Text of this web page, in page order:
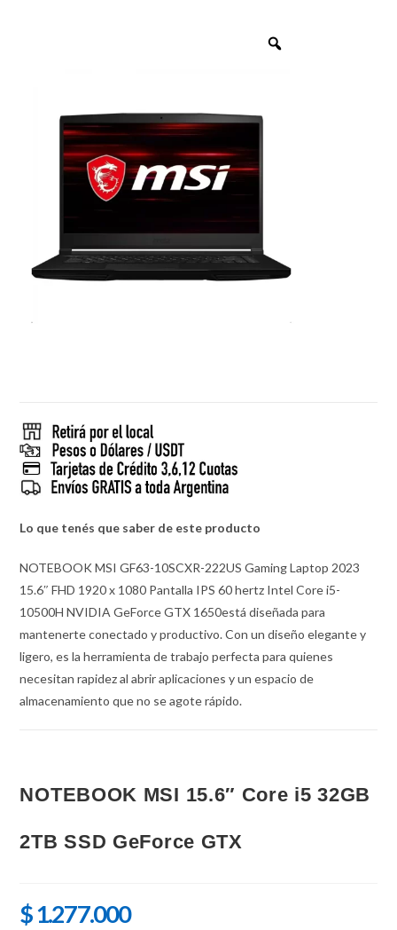
Lo que tenés que saber de este producto
NOTEBOOK MSI GF63-10SCXR-222US Gaming Laptop 2023
15.6″ FHD 1920 x 1080 Pantalla IPS 60 hertz Intel Core i5-
10500H NVIDIA GeForce GTX 1650está diseñada para
mantenerte conectado y productivo.Con un diseño elegante y
ligero, es la herramienta de trabajo perfecta para quienes
necesitan rapidez al abrir aplicaciones y un espacio de
almacenamiento que no se agote rápido.
NOTEBOOK MSI 15.6″ Core i5 32GB
2TB SSD GeForce GTX
$1.277.000